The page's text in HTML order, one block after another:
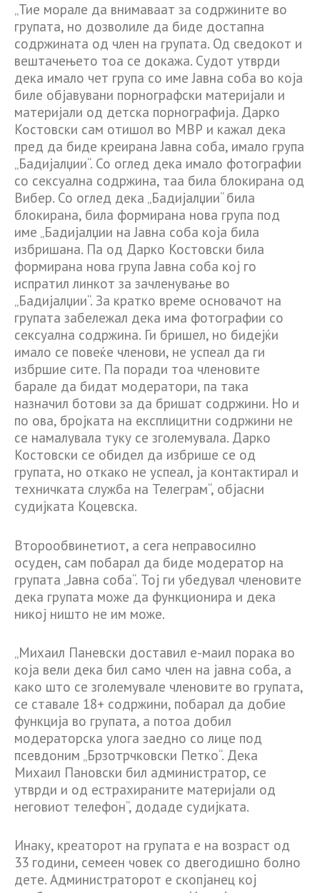
„Тие морале да внимаваат за содржините во
групата, но дозволиле да биде достапна
содржината од член на групата. Од сведокот и
вештачењето тоа се докажа. Судот утврди
дека имало чет група со име Јавна соба во која
биле објавувани порнографски материјали и
материјали од детска порнографија. Дарко
Костовски сам отишол во МВР и кажал дека
пред да биде креирана Јавна соба, имало група
„Бадијалџии“. Со оглед дека имало фотографии
со сексуална содржина, таа била блокирана од
Вибер. Со оглед дека „Бадијалџии“ била
блокирана, била формирана нова група под
име „Бадијалџии на Јавна соба која била
избришана. Па од Дарко Костовски била
формирана нова група Јавна соба кој го
испратил линкот за зачленување во
„Бадијалџии“. За кратко време основачот на
групата забележал дека има фотографии со
сексуална содржина. Ги бришел, но бидејќи
имало се повеќе членови, не успеал да ги
избршие сите. Па поради тоа членовите
барале да бидат модератори, па така
назначил ботови за да бришат содржини. Но и
по ова, бројката на експлицитни содржини не
се намалувала туку се зголемувала. Дарко
Костовски се обидел да избрише се од
групата, но откако не успеал, ја контактирал и
техничката служба на Телеграм“, објасни
судијката Коцевска.
Второобвинетиот, а сега неправосилно
осуден, сам побарал да биде модератор на
групата „Јавна соба“. Тој ги убедувал членовите
дека групата може да функционира и дека
никој ништо не им може.
„Михаил Паневски доставил е-маил порака во
која вели дека бил само член на јавна соба, а
како што се зголемувале членовите во групата,
се ставале 18+ содржини, побарал да добие
функција во групата, а потоа добил
модераторска улога заедно со лице под
псевдоним „Брзотрчковски Петко“. Дека
Михаил Пановски бил администратор, се
утврди и од естрахираните материјали од
неговиот телефон“, додаде судијката.
Инаку, креаторот на групата е на возраст од
33 години, семеен човек со двегодишно болно
дете. Администраторот е скопјанец кој